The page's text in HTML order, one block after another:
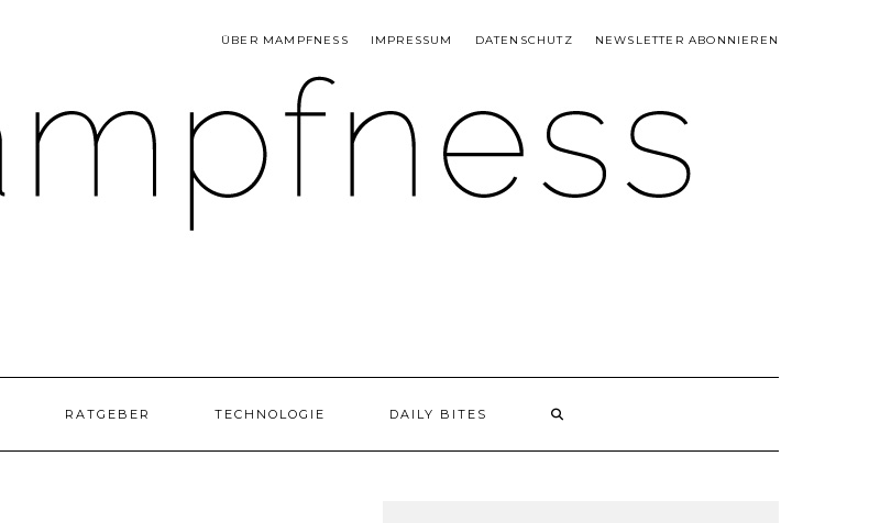
ÜBER MAMPFNESS IMPRESSUM DATENSCHUTZ NEWSLETTER ABONNIEREN
RATGEBER TECHNOLOGIE DAILY BITES